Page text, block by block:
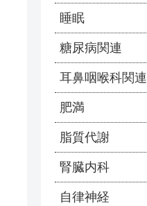
睡眠
糖尿病関連
耳鼻咽喉科関連
肥満
脂質代謝
腎臓内科
自律神経